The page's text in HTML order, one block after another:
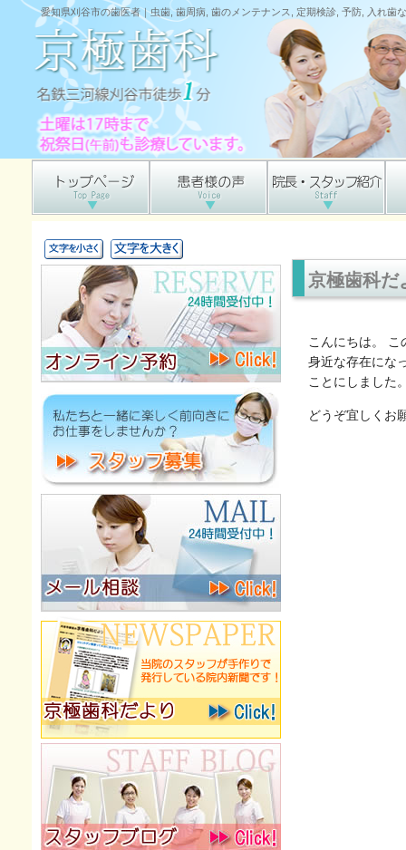
愛知県刈谷市の歯医者｜虫歯, 歯周病, 歯のメンテナンス, 定期検診, 予防, 入れ歯
京極歯科だ
こんにちは。
身近な存在にな
ことにしました
どうぞ宜しくお